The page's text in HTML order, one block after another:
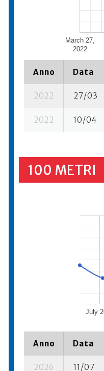
March 27,
2022
Anno Data
2022 27/03
2022 10/04
100 METRI
July
Anno Data
2026 11/07